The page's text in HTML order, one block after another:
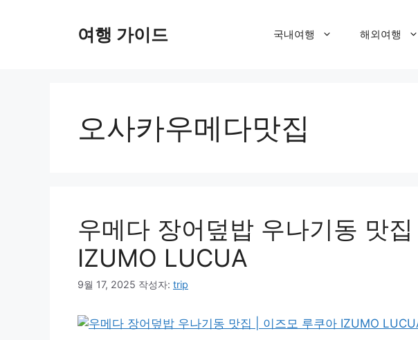
여행 가이드 국내여행 해외여행
오사카우메다맛집
우메다 장어덮밥 우나기동 맛
IZUMO LUCUA
9월 17, 2025 작성자: trip